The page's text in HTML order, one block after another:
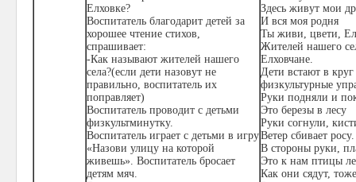
Елховке?
Воспитатель благодарит детей за
хорошее чтение стихов,
спрашивает:
-Как называют жителей нашего
села?(если дети назовут не
правильно, воспитатель их
поправляет)
Воспитатель проводит с детьми
физкультминутку.
Воспитатель играет с детьми в игру
«Назови улицу на которой
живешь». Воспитатель бросает
детям мяч.
Здесь живут мои
И вся моя родня
Ты живи, цвети,
Жителей нашего
Елховчане.
Дети встают в
физкультурные
Руки подняли и
Это березы в лесу
Руки согнули,
Ветер сбивает росу.
В стороны руки,
Это к нам птицы
Как они сядут,